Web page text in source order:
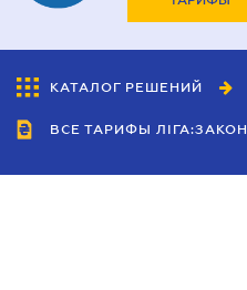
КАТАЛОГ РЕШЕНИЙ
ВСЕ ТАРИФЫ ЛІГА:ЗАКОН